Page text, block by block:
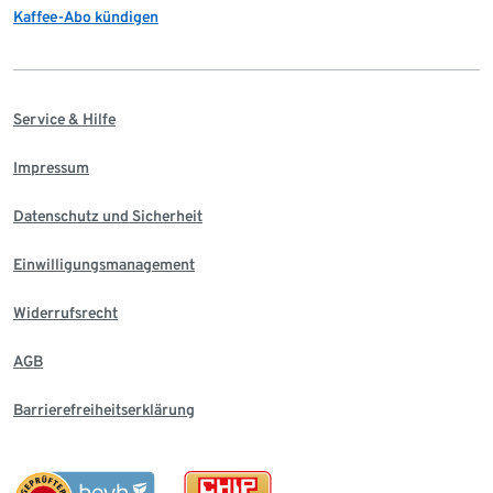
Kaffee-Abo kündigen
Service & Hilfe
Impressum
Datenschutz und Sicherheit
Einwilligungsmanagement
Widerrufsrecht
AGB
Barrierefreiheitserklärung